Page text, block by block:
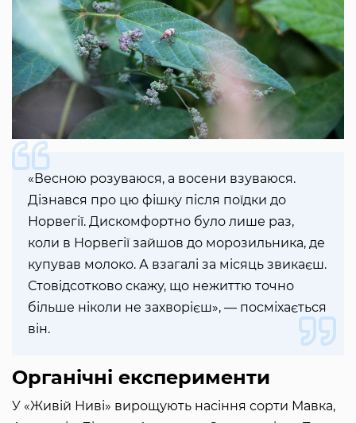
«Весною розуваюся, а восени взуваюся.
Дізнався про цю фішку після поїдки до
Норвегії. Дискомфортно було лише раз,
коли в Норвегії зайшов до морозильника, де
купував молоко. А взагалі за місяць звикаєш.
Стовідсотково скажу, що нежиттю точно
більше ніколи не захворієш», — посміхається
він.
Органічні експерименти
У «Живій Ниві» вирощують насіння сорти Мавка,